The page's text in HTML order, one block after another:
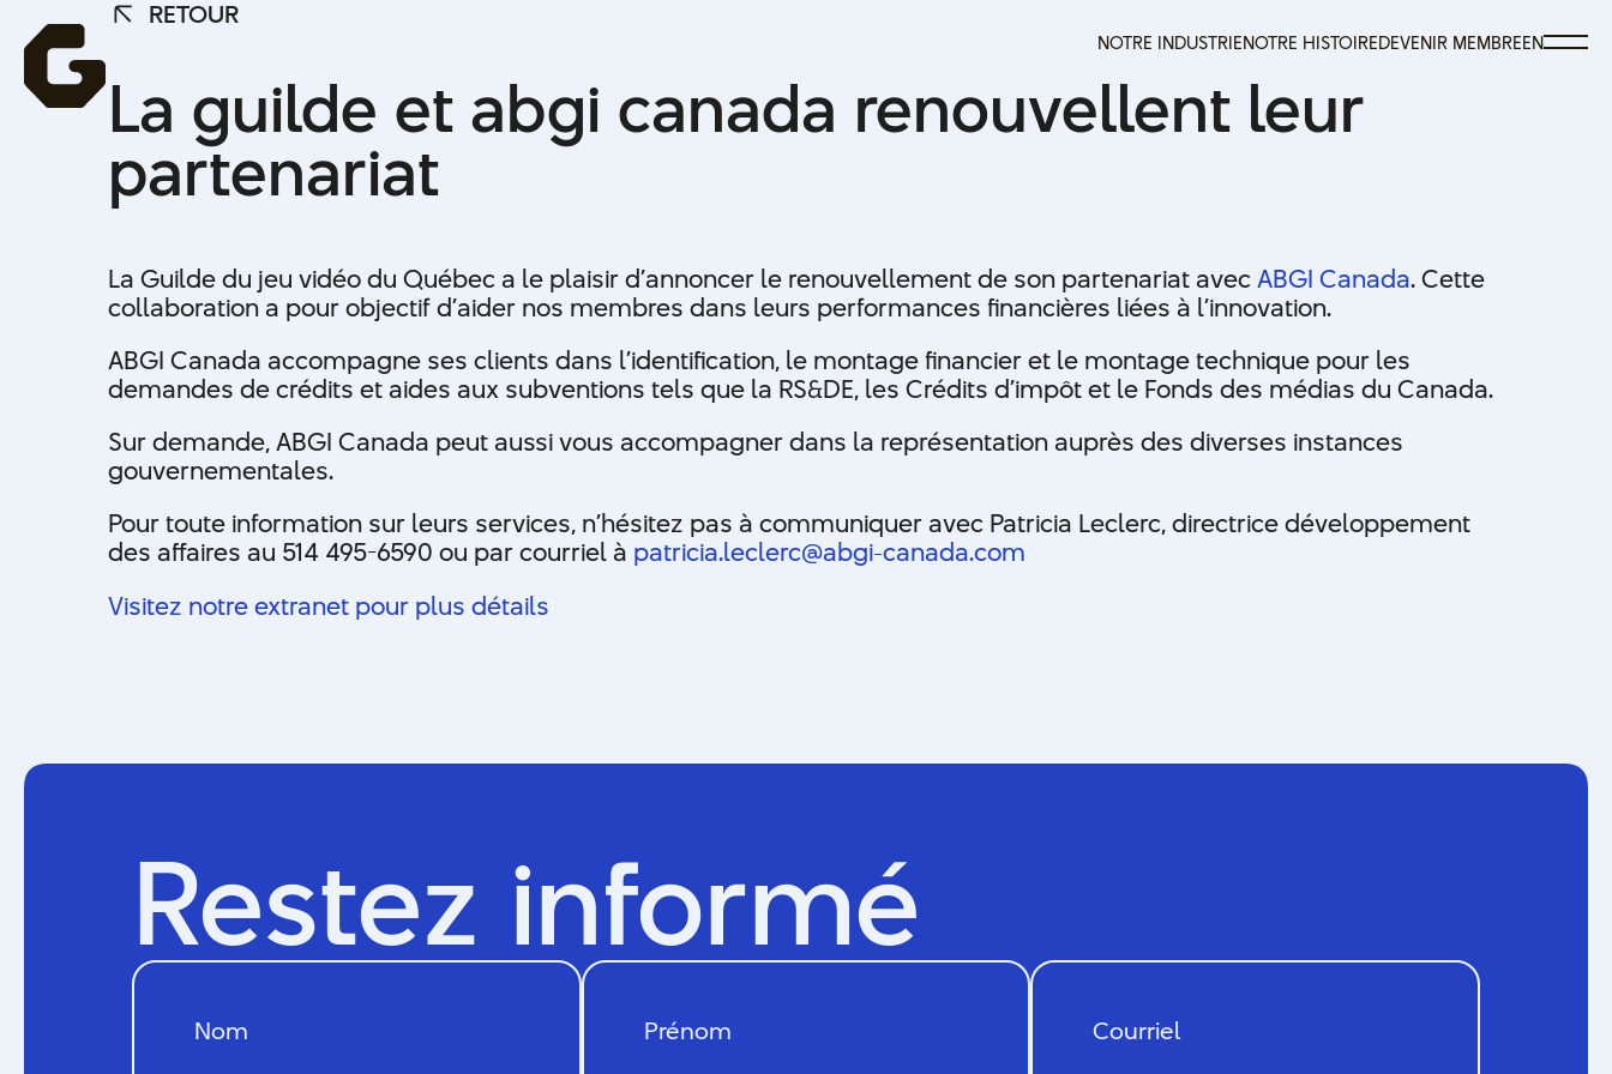
NOTRE INDUSTRIENOTRE HISTOIREDEVENIR MEMBREEN
La guilde et abgi canada
renouvellent leur
partenariat
RETOUR
La guilde et abgi canada renouvellent leur
partenariat
La Guilde du jeu vidéo du Québec a le plaisir d’annoncer le renouvellement de son partenariat avec ABGI Canada. Cette
collaboration a pour objectif d’aider nos membres dans leurs performances financières liées à l’innovation.
ABGI Canada accompagne ses clients dans l’identification, le montage financier et le montage technique pour les
demandes de crédits et aides aux subventions tels que la RS&DE, les Crédits d’impôt et le Fonds des médias du Canada.
Sur demande, ABGI Canada peut aussi vous accompagner dans la représentation auprès des diverses instances
gouvernementales.
Pour toute information sur leurs services, n’hésitez pas à communiquer avec Patricia Leclerc, directrice développement
des affaires au 514 495-6590 ou par courriel à patricia.leclerc@abgi-canada.com
Visitez notre extranet pour plus détails
Restez informé